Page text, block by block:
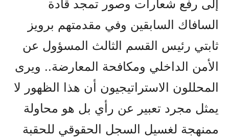
إلى رفع شعارات وصور تمجد قادة
السافاك السابقين وفي مقدمتهم برويز
ثابتي رئيس القسم الثالث المسؤول عن
الأمن الداخلي ومكافحة المعارضة.. ويرى
المحللون الاستراتيجيون أن هذا الظهور لا
يمثل مجرد تعبير عن رأي بل هو محاولة
ممنهجة لغسيل السجل الحقوقي للحقبة